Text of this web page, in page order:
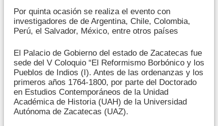
Por quinta ocasión se realiza el evento con
investigadores de de Argentina, Chile, Colombia,
Perú, el Salvador, México, entre otros países
El Palacio de Gobierno del estado de Zacatecas fue
sede del V Coloquio “El Reformismo Borbónico y los
Pueblos de Indios (I). Antes de las ordenanzas y los
primeros años 1764-1800, por parte del Doctorado
en Estudios Contemporáneos de la Unidad
Académica de Historia (UAH) de la Universidad
Autónoma de Zacatecas (UAZ).